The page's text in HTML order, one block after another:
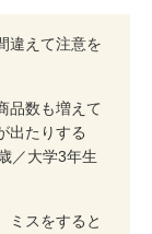
違えて注意を
品数も増えて
出たりする
／大学3年生
ミスをすると